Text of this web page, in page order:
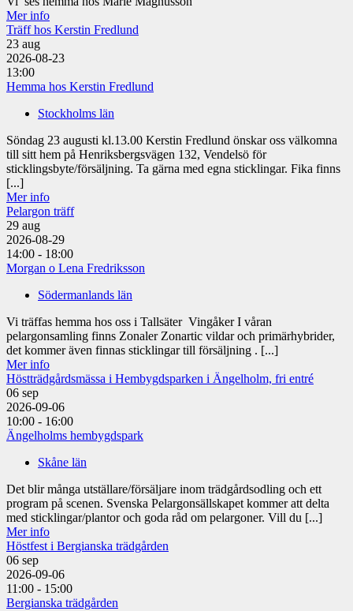
Mer info
Träff hos Kerstin Fredlund
23 aug
2026-08-23
13:00
Hemma hos Kerstin Fredlund
Stockholms län
Söndag 23 augusti kl.13.00 Kerstin Fredlund önskar oss välkomna
till sitt hem på Henriksbergsvägen 132, Vendelsö för
sticklingsbyte/försäljning. Ta gärna med egna sticklingar. Fika finns
[...]
Mer info
Pelargon träff
29 aug
2026-08-29
14:00 - 18:00
Morgan o Lena Fredriksson
Södermanlands län
Vi träffas hemma hos oss i Tallsäter Vingåker I våran
pelargonsamling finns Zonaler Zonartic vildar och primärhybrider,
det kommer även finnas sticklingar till försäljning . [...]
Mer info
Höstträdgårdsmässa i Hembygdsparken i Ängelholm, fri entré
06 sep
2026-09-06
10:00 - 16:00
Ängelholms hembygdspark
Skåne län
Det blir många utställare/försäljare inom trädgårdsodling och ett
program på scenen. Svenska Pelargonsällskapet kommer att delta
med sticklingar/plantor och goda råd om pelargoner. Vill du [...]
Mer info
Höstfest i Bergianska trädgården
06 sep
2026-09-06
11:00 - 15:00
Bergianska trädgården